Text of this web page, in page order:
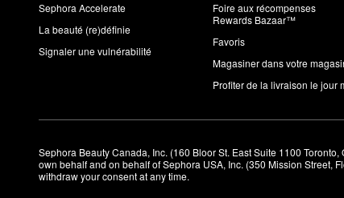
Sephora Accelerate
La beauté (re)définie
Signaler une vulnérabilité
Foire aux récompenses
Rewards Bazaar™
Favoris
Magasiner dans votre
Profiter de la livraison le jour
Sephora Beauty Canada, Inc. (160 Bloor St. East Suite 1100
own behalf and on behalf of Sephora USA, Inc. (350 Mission Street,
withdraw your consent at any time.